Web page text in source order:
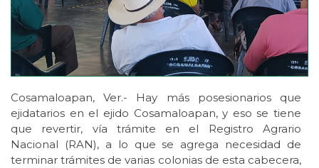
Cosamaloapan, Ver.- Hay más posesionarios que
ejidatarios en el ejido Cosamaloapan, y eso se tiene
que revertir, vía trámite en el Registro Agrario
Nacional (RAN), a lo que se agrega necesidad de
terminar trámites de varias colonias de esta cabecera,